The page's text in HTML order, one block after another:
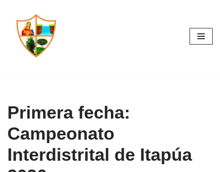
Saltar
contenido
Primera fecha:
Campeonato
Interdistrital de Itapúa